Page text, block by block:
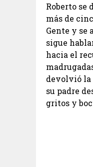
Roberto se
más de
Gente y se
sigue
hacia el
devolvió la
su padre
gritos y